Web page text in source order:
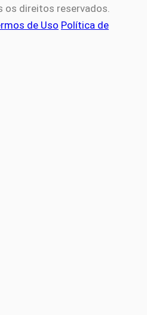
os direitos reservados.
de Uso Política de